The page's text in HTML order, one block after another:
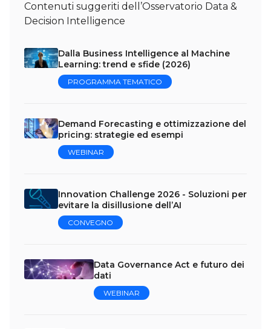
Contenuti suggeriti dell’Osservatorio Data &
Decision Intelligence
Dalla Business Intelligence al Machine
Learning: trend e sfide (2026)
PROGRAMMA TEMATICO
Demand Forecasting e ottimizzazione del
pricing: strategie ed esempi
WEBINAR
Innovation Challenge 2026 - Soluzioni per
evitare la disillusione dell’AI
CONVEGNO
Data Governance Act e futuro dei
dati
WEBINAR